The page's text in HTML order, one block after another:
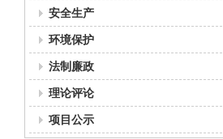
安全生产
环境保护
法制廉政
理论评论
项目公示